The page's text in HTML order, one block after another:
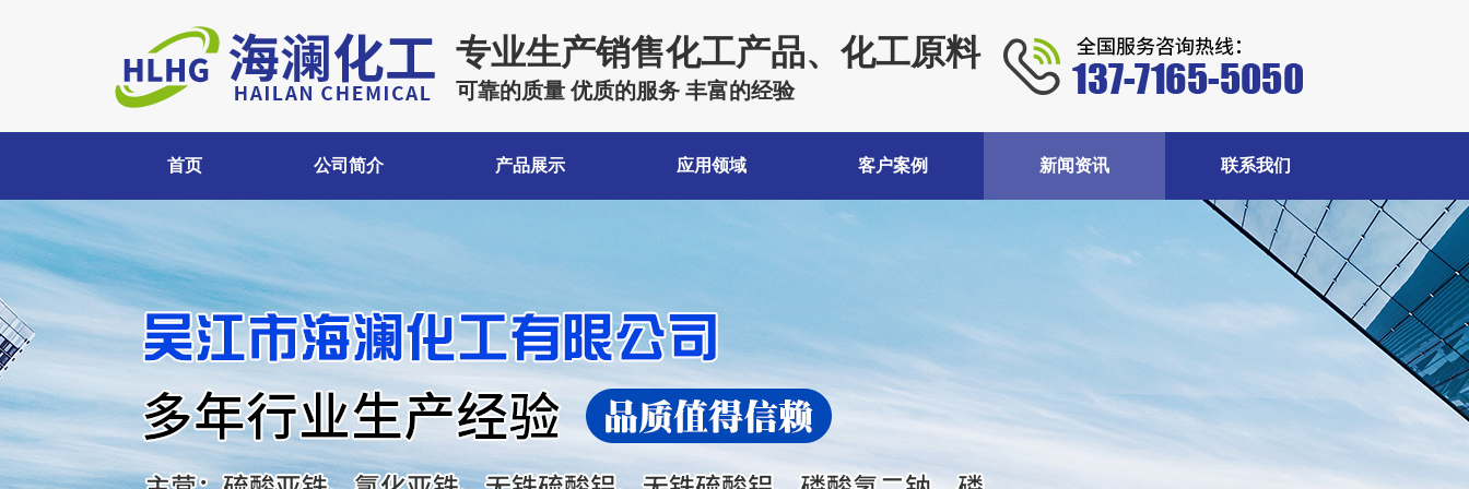
专业生产销售化工产品、化工原料
可靠的质量 优质的服务 丰富的经验
首页 公司简介 产品展示 应用领域 客户案例 新闻资讯 联系我们